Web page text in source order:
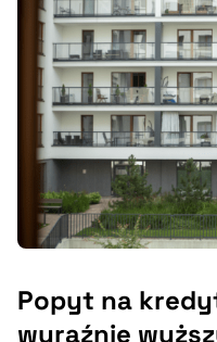
Popyt na
wyraźnie